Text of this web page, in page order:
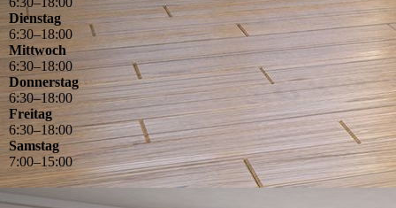
Dienstag
6:30–18:00
Mittwoch
6:30–18:00
Donnerstag
6:30–18:00
Freitag
6:30–18:00
Samstag
7:00–15:00